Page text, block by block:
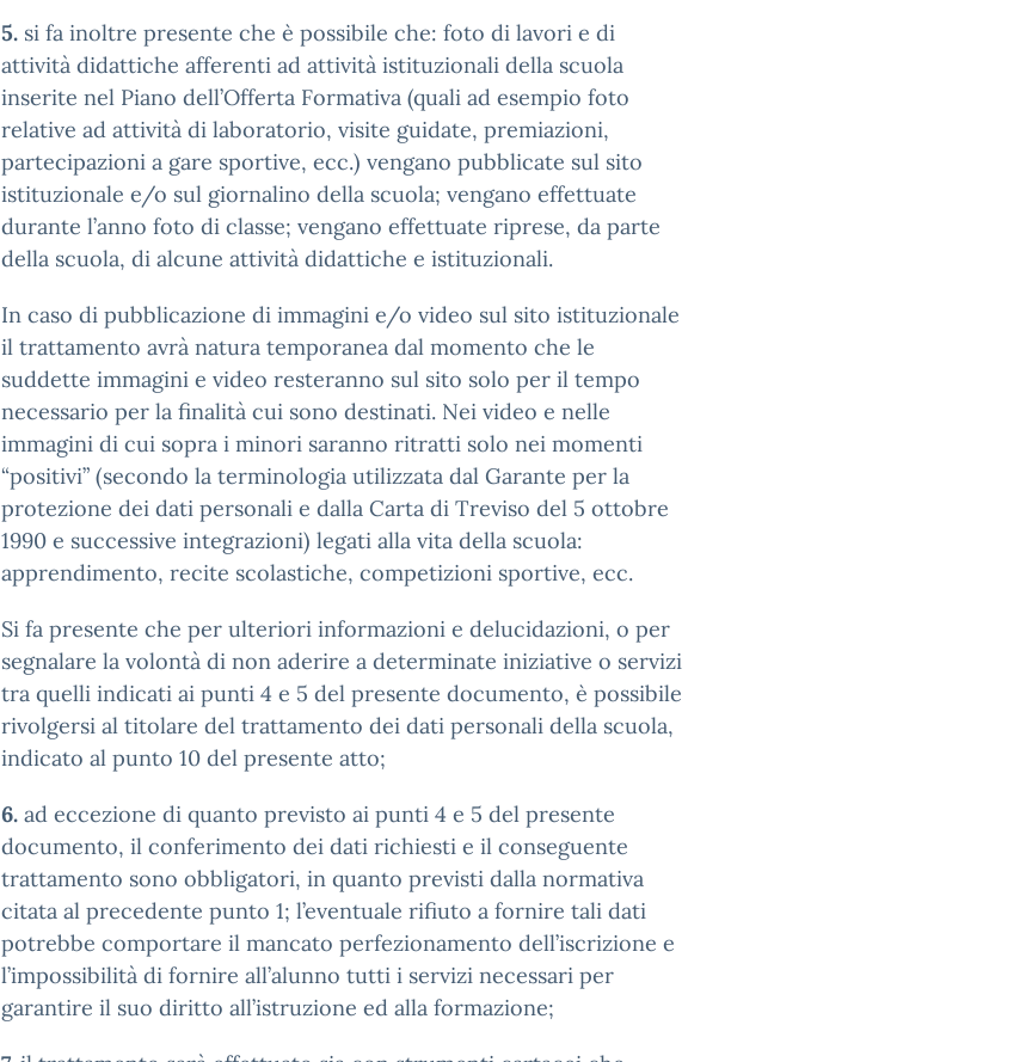
5. si fa inoltre presente che è possibile che: foto di lavori e di
attività didattiche afferenti ad attività istituzionali della scuola
inserite nel Piano dell’Offerta Formativa (quali ad esempio foto
relative ad attività di laboratorio, visite guidate, premiazioni,
partecipazioni a gare sportive, ecc.) vengano pubblicate sul sito
istituzionale e/o sul giornalino della scuola; vengano effettuate
durante l’anno foto di classe; vengano effettuate riprese, da parte
della scuola, di alcune attività didattiche e istituzionali.
In caso di pubblicazione di immagini e/o video sul sito istituzionale
il trattamento avrà natura temporanea dal momento che le
suddette immagini e video resteranno sul sito solo per il tempo
necessario per la finalità cui sono destinati. Nei video e nelle
immagini di cui sopra i minori saranno ritratti solo nei momenti
“positivi” (secondo la terminologia utilizzata dal Garante per la
protezione dei dati personali e dalla Carta di Treviso del 5 ottobre
1990 e successive integrazioni) legati alla vita della scuola:
apprendimento, recite scolastiche, competizioni sportive, ecc.
Si fa presente che per ulteriori informazioni e delucidazioni, o per
segnalare la volontà di non aderire a determinate iniziative o servizi
tra quelli indicati ai punti 4 e 5 del presente documento, è possibile
rivolgersi al titolare del trattamento dei dati personali della scuola,
indicato al punto 10 del presente atto;
6. ad eccezione di quanto previsto ai punti 4 e 5 del presente
documento, il conferimento dei dati richiesti e il conseguente
trattamento sono obbligatori, in quanto previsti dalla normativa
citata al precedente punto 1; l’eventuale rifiuto a fornire tali dati
potrebbe comportare il mancato perfezionamento dell’iscrizione e
l’impossibilità di fornire all’alunno tutti i servizi necessari per
garantire il suo diritto all’istruzione ed alla formazione;